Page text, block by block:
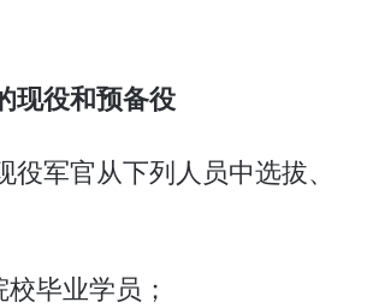
现役和预备役
役军官从下列人员中选拔、
校毕业学员；